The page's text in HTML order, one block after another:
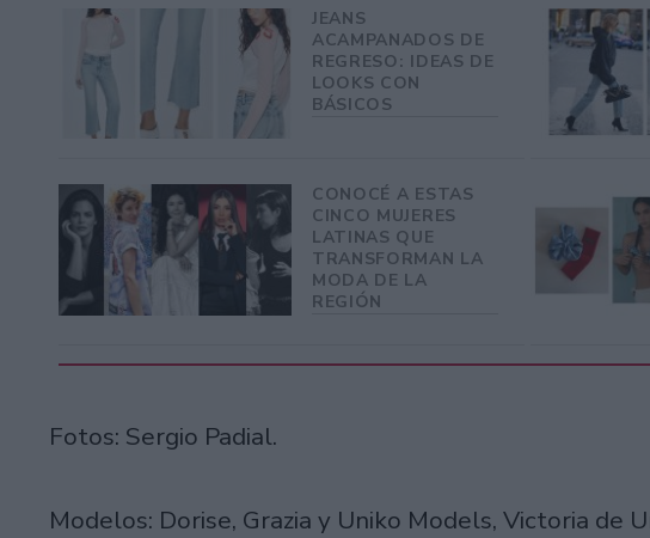
JEANS
ACAMPANADOS DE
REGRESO: IDEAS DE
LOOKS CON
BÁSICOS
CONOCÉ A ESTAS
CINCO MUJERES
LATINAS QUE
TRANSFORMAN LA
MODA DE LA
REGIÓN
Fotos: Sergio Padial.
Modelos: Dorise, Grazia y Uniko Models, Victoria de